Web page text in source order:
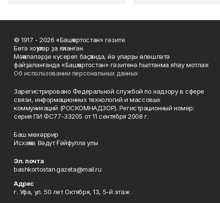
© 1917 - 2026 «Башҡортостан» гәзите.
Бөтә хоҡуҡтар ҙа яҡланған.
Мәҡәләләрҙе күсереп баҫҡанда, йә уларҙы өлөшләтә
файҙаланғанда «Башҡортостан» гәзитенә һылтанма яһау мотлаҡ.
Об использовании персональных данных
Зарегистрировано Федеральной службой по надзору в сфере
связи, информационных технологий и массовых
коммуникаций (РОСКОМНАДЗОР). Регистрационный номер:
серия ПИ ФС77-33205 от 11 сентября 2008 г.
Баш мөхәррир
Исхаҡов Вәдүт Ғәйфулла улы
Эл. почта
bashkortostan.gazeta@mail.ru
Адрес
г. Уфа, ул. 50 лет Октября, 13, 5-й этаж